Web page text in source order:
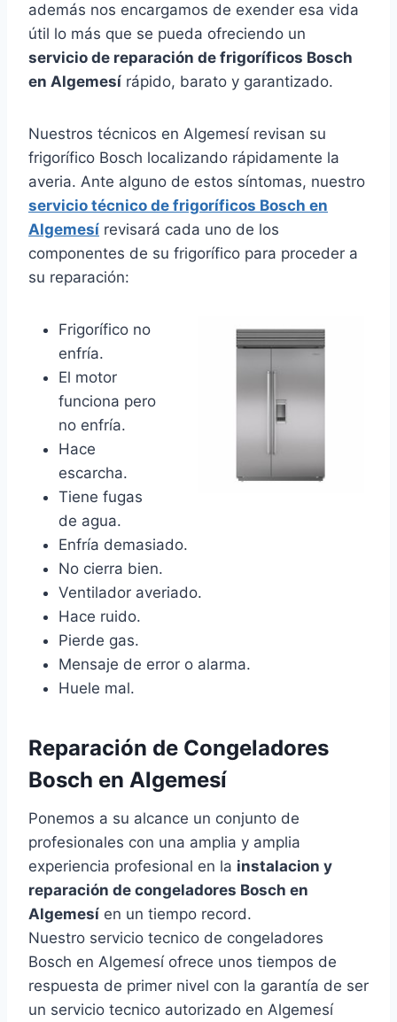
además nos encargamos de exender esa vida
útil lo más que se pueda ofreciendo un
servicio de reparación de frigoríficos Bosch
en Algemesí rápido, barato y garantizado.
Nuestros técnicos en Algemesí revisan su
frigorífico Bosch localizando rápidamente la
averia. Ante alguno de estos síntomas, nuestro
servicio técnico de frigoríficos Bosch en
Algemesí revisará cada uno de los
componentes de su frigorífico para proceder a
su reparación:
Frigorífico no
enfría.
El motor
funciona pero
no enfría.
Hace
escarcha.
Tiene fugas
de agua.
Enfría demasiado.
No cierra bien.
Ventilador averiado.
Hace ruido.
Pierde gas.
Mensaje de error o alarma.
Huele mal.
Reparación de Congeladores
Bosch en Algemesí
Ponemos a su alcance un conjunto de
profesionales con una amplia y amplia
experiencia profesional en la instalacion y
reparación de congeladores Bosch en
Algemesí en un tiempo record.
Nuestro servicio tecnico de congeladores
Bosch en Algemesí ofrece unos tiempos de
respuesta de primer nivel con la garantía de ser
un servicio tecnico autorizado en Algemesí